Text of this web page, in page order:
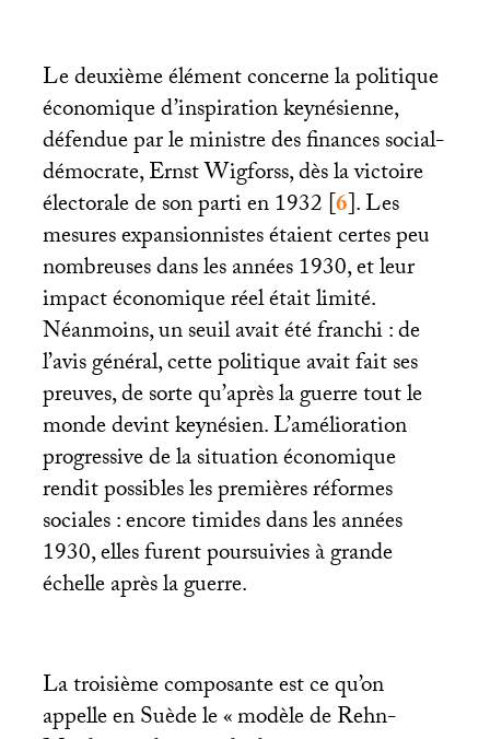
Le deuxième élément concerne la politique
économique d’inspiration keynésienne,
défendue par le ministre des finances social-
démocrate, Ernst Wigforss, dès la victoire
électorale de son parti en 1932[6]. Les
mesures expansionnistes étaient certes peu
nombreuses dans les années 1930, et leur
impact économique réel était limité.
Néanmoins, un seuil avait été franchi : de
l’avis général, cette politique avait fait ses
preuves, de sorte qu’après la guerre tout le
monde devint keynésien. L’amélioration
progressive de la situation économique
rendit possibles les premières réformes
sociales : encore timides dans les années
1930, elles furent poursuivies à grande
échelle après la guerre.
La troisième composante est ce qu’on
appelle en Suède le «modèle de Rehn-